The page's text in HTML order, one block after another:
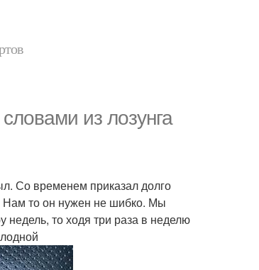
из лозунга
Со временем приказал долго
Нам то он нужен не шибко. Мы
то ходя три раза в неделю